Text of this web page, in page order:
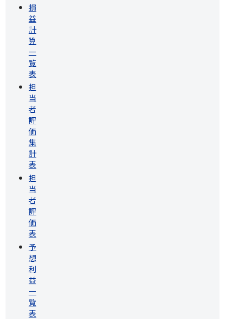
損
益
計
算
一
覧
表
担
当
者
評
価
集
計
表
担
当
者
評
価
表
予
想
利
益
一
覧
表